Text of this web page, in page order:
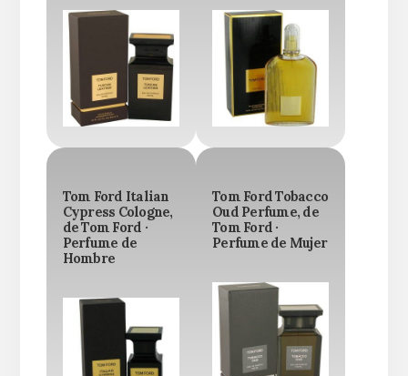
Tom Ford Italian
Cypress Cologne,
de Tom Ford ·
Perfume de
Hombre
Tom Ford Tobacco
Oud Perfume, de
Tom Ford ·
Perfume de Mujer